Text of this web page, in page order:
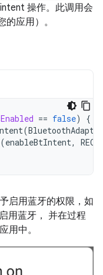
intent 操作。此调用会
应用）。
== false)
{
(BluetoothAdapter
(enableBtIntent,
启用蓝牙的权限，如
用蓝牙， 并在过程
用中。